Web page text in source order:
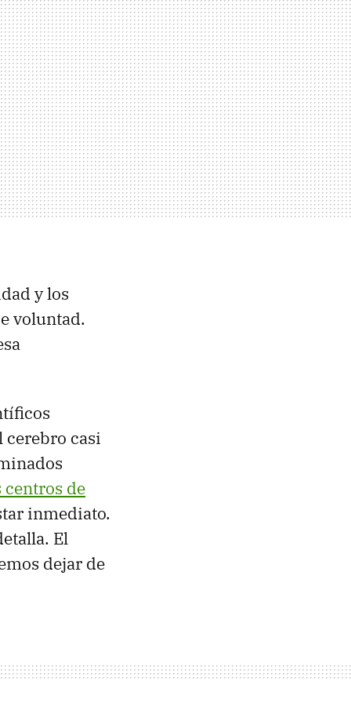
y los
voluntad.
cerebro casi
centros de
inmediato.
El
dejar de